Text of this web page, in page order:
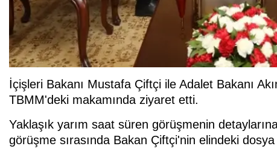
İçişleri Bakanı Mustafa Çiftçi ile Adalet Bakanı
TBMM'deki makamında ziyaret etti.
Yaklaşık yarım saat süren görüşmenin
görüşme sırasında Bakan Çiftçi'nin elindeki